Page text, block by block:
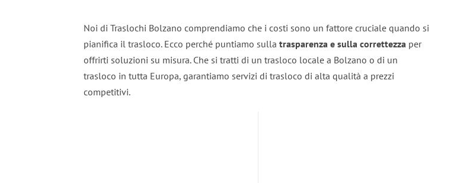
Noi di Traslochi Bolzano comprendiamo che i costi sono un fattore cruciale quando si
pianifica il trasloco. Ecco perché puntiamo sulla trasparenza e sulla correttezza per
offrirti soluzioni su misura. Che si tratti di un trasloco locale a Bolzano o di un
trasloco in tutta Europa, garantiamo servizi di trasloco di alta qualità a prezzi
competitivi.